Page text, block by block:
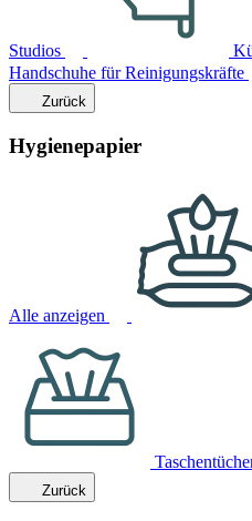
Studios
Handschuhe für Reinigungskräfte
Zurück
Hygienepapier
Alle anzeigen
Zurück